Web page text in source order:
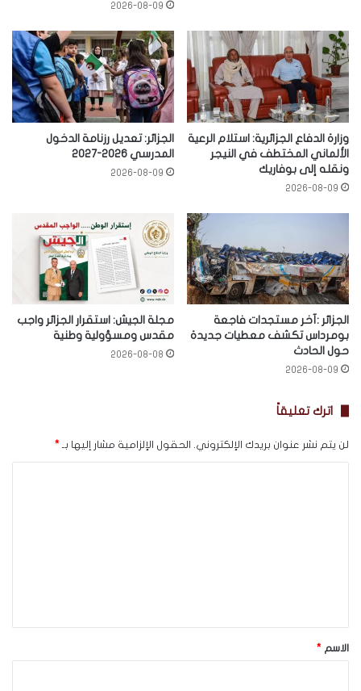
2026-08-09
وزارة الدفاع الجزائرية: استلام الرعية
الألماني المختطف في النيجر
ونقله إلى بوفاريك
2026-08-09
الجزائر: تعديل رزنامة الدخول
المدرسي 2026-2027
2026-08-09
الجزائر :آخر مستجدات فاجعة
بومرداس تكشف معطيات جديدة
حول الحادث
2026-08-09
مجلة الجيش: استقرار الجزائر واجب
مقدس ومسؤولية وطنية
2026-08-08
اترك تعليقاً
لن يتم نشر عنوان بريدك الإلكتروني. الحقول الإلزامية مشار إليها بـ *
*الاسم *